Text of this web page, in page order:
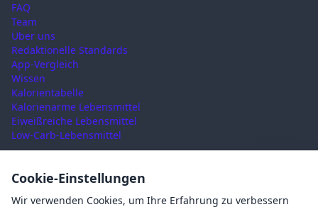
FAQ
Team
Über uns
Redaktionelle Standards
App-Vergleich
Wissen
Kalorientabelle
Kalorienarme Lebensmittel
Eiweißreiche Lebensmittel
Low-Carb-Lebensmittel
RECHTLICHES
Nutzungsbedingungen
Datenschutz
Cookie-Einstellungen
Wir verwenden Cookies, um Ihre Erfahrung zu verbessern